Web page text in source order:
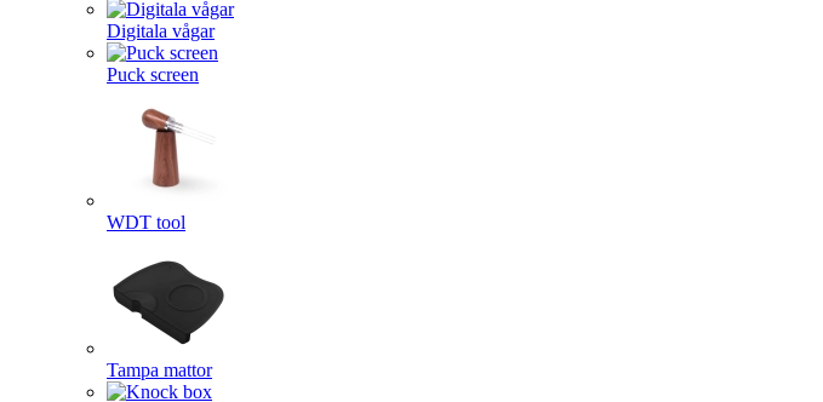
Digitala vågar
Puck screen
WDT tool
Tampa mattor